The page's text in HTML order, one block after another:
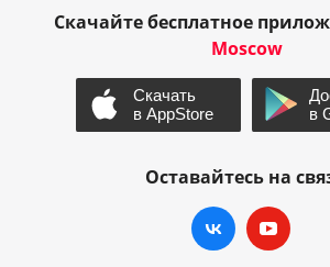
Скачайте бесплатное
Moscow
Оставайтесь на